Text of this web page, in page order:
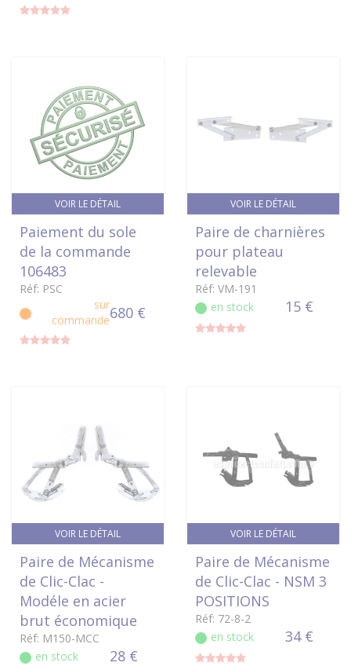
VOIR LE DÉTAIL
Paiement du sole
de la commande
106483
Réf: PSC
sur
commande680 €
VOIR LE DÉTAIL
Paire de charnières
pour plateau
relevable
Réf: VM-191
en stock
15 €
VOIR LE DÉTAIL
Paire de Mécanisme
de Clic-Clac -
Modéle en acier
brut économique
Réf: M150-MCC
en stock
28 €
VOIR LE DÉTAIL
Paire de Mécanisme
de Clic-Clac - NSM 3
POSITIONS
Réf: 72-8-2
en stock
34 €